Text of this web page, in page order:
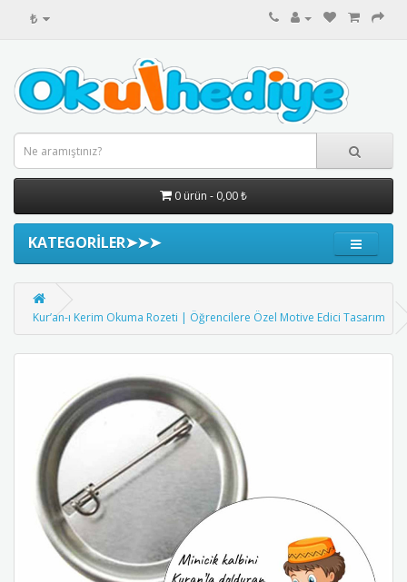
₺
0 ürün - 0,00 ₺
KATEGORİLER➤➤➤
Kur’an-ı Kerim Okuma Rozeti | Öğrencilere Özel Motive Edici Tasarım